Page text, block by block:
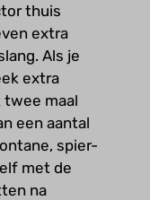
thuis
extra
Als je
extra
maal
een aantal
spier-
met de
na